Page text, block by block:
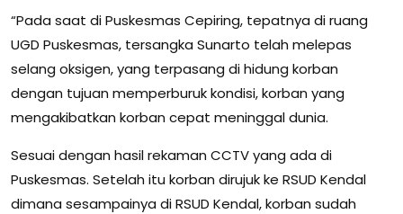
“Pada saat di Puskesmas Cepiring, tepatnya di ruang
UGD Puskesmas, tersangka Sunarto telah melepas
selang oksigen, yang terpasang di hidung korban
dengan tujuan memperburuk kondisi, korban yang
mengakibatkan korban cepat meninggal dunia.
Sesuai dengan hasil rekaman CCTV yang ada di
Puskesmas. Setelah itu korban dirujuk ke RSUD Kendal
dimana sesampainya di RSUD Kendal, korban sudah